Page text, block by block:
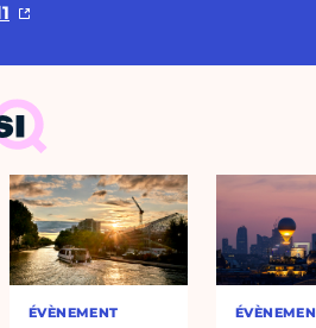
ÉVÈNEMENT